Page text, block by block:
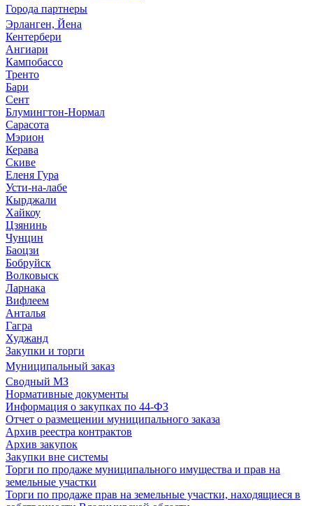
Города партнеры
Эрланген, Йена
Кентербери
Ангиари
Кампобассо
Тренто
Бари
Сент
Блумингтон-Нормал
Сарасота
Мэрион
Керава
Скиве
Еленя Гура
Усти-на-лабе
Кырджали
Хайкоу
Цзянинь
Чунцин
Баоцзи
Бобруйск
Волковыск
Ларнака
Вифлеем
Анталья
Гагра
Худжанд
Закупки и торги
Муниципальный заказ
Сводный МЗ
Нормативные документы
Информация о закупках по 44-ФЗ
Отчет о размещении муниципального заказа
Архив реестра контрактов
Архив закупок
Закупки вне системы
Торги по продаже муниципального имущества и прав на
земельные участки
Торги по продаже прав на земельные участки, находящиеся в